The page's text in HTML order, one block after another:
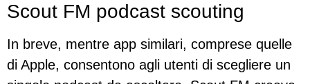
Scout FM podcast scouting
In breve, mentre app similari, comprese quelle
di Apple, consentono agli utenti di scegliere un